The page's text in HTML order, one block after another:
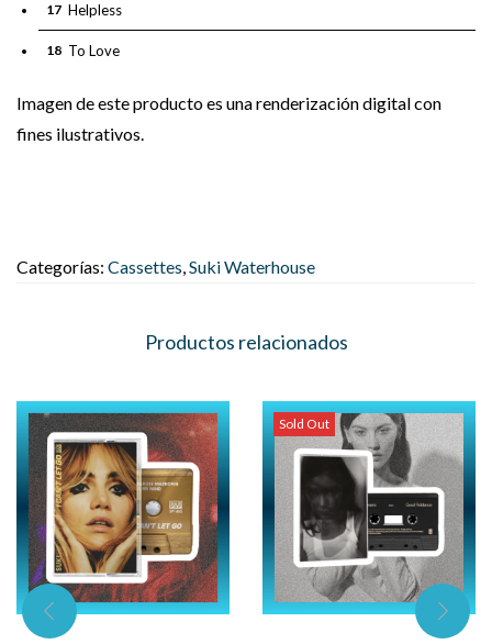
17 Helpless
18 To Love
Imagen de este producto es una renderización digital con
fines ilustrativos.
Categorías: Cassettes,Suki Waterhouse
Productos relacionados
Sold Out